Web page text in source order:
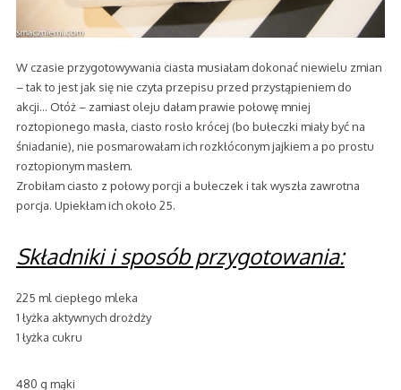
W czasie przygotowywania ciasta musiałam dokonać niewielu zmian
– tak to jest jak się nie czyta przepisu przed przystąpieniem do
akcji… Otóż – zamiast oleju dałam prawie połowę mniej
roztopionego masła, ciasto rosło krócej (bo bułeczki miały być na
śniadanie), nie posmarowałam ich rozkłóconym jajkiem a po prostu
roztopionym masłem.
Zrobiłam ciasto z połowy porcji a bułeczek i tak wyszła zawrotna
porcja. Upiekłam ich około 25.
Składniki i sposób przygotowania:
225 ml ciepłego mleka
1 łyżka aktywnych drożdży
1 łyżka cukru
480 g mąki